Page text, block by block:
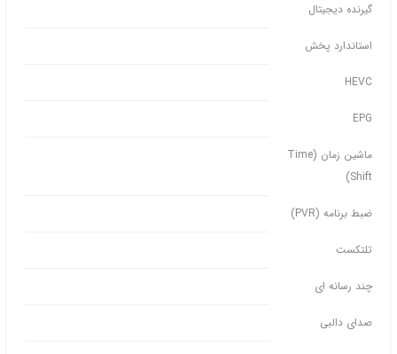
گیرنده دیجیتال
استاندارد پخش
HEVC
EPG
ماشین زمان (Time
Shift)
ضبط برنامه (PVR)
تلتکست
چند رسانه ای
صدای دالبی